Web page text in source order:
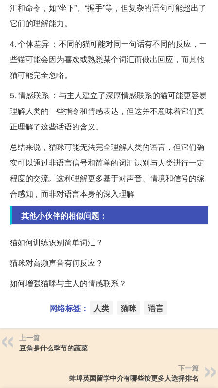
汇和命令，如“坐下”、“握手”等，但复杂的语句可能超出了
它们的理解能力。
4. 个体差异 ：不同的猫可能对同一句话有不同的反应，一
些猫可能会因为喜欢或熟悉某个词汇而做出回应，而其他
猫可能完全忽略。
5. 情感联系 ：与主人建立了深厚情感联系的猫可能更容易
理解人类的一些指令和情感表达，但这并不意味着它们真
正理解了这些话语的含义。
总结来说，猫咪可能无法完全理解人类的语言，但它们确
实可以通过非语言信号和简单的词汇识别与人类进行一定
程度的交流。这种理解更多基于对声音、情境和信号的综
合感知，而非对语言本身的深入理解
其他小伙伴的相似问题：
猫如何训练识别简单词汇？
猫咪对高频声音有何反应？
如何增强猫咪与主人的情感联系？
网络标签： 人类 猫咪 语言
上一篇
豆角是什么季节的蔬菜
下一篇
蚌埠英国留学中介有哪些按更多人选择排名